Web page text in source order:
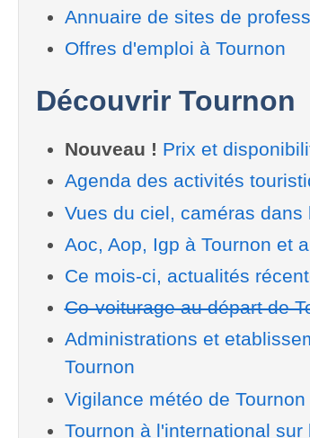
Annuaire de sites de
Offres d'emploi à Tournon
Découvrir Tournon
Nouveau ! Prix et
Agenda des activités
Vues du ciel, caméras
Aoc, Aop, Igp à Tournon et
Ce mois-ci, actualités
Co-voiturage au départ de
Administrations et
Tournon
Vigilance météo de Tournon
Tournon à l'international sur